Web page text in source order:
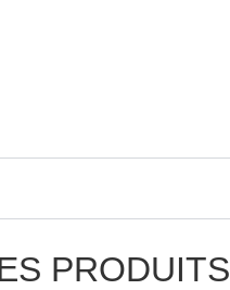
PRODUITS